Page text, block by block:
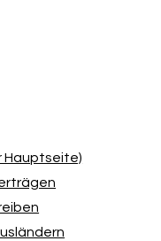
Hauptseite)